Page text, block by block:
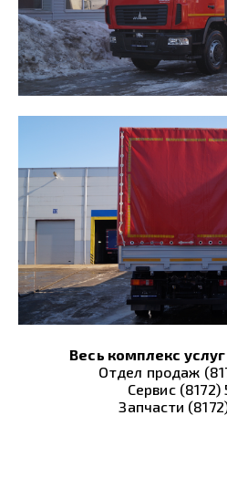
Весь комплекс
Отдел продаж
Сервис
Запчасти